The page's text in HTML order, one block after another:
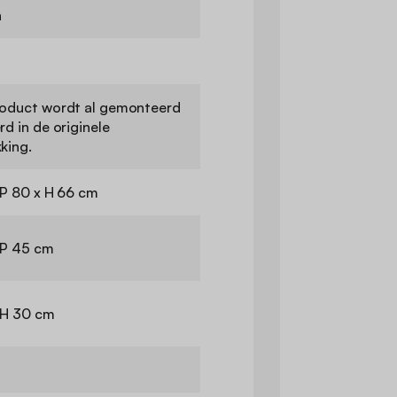
wordt al gemonteerd
in de originele
80 x H 66 cm
45 cm
30 cm